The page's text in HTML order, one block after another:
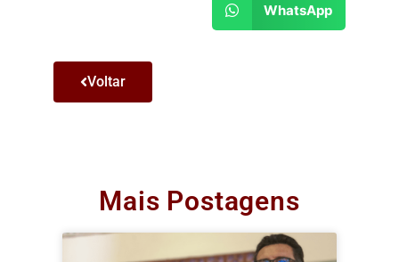
WhatsApp
Voltar
Mais Postagens